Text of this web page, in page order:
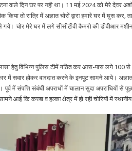
वाले दिन घर पर नही था। 11 मई 2024 को मेरे देवर
तो रात्रि में अज्ञात चोरों द्वारा हमारे घर में घुस कर,
चोर मेरे घर में लगे सीसीटीवी कैमरो की डीवीआर
हेतु विभिन्न पुलिस टीमें गठित कर आस-पास लगे 100 से
में सवार होकर वारदात करने के इनपूट सामने आये।
में संपत्ति संबंधी अपराधों में चालान सुदा अपराधियों से
आई कि कस्बा व हल्का क्षेत्र में हो रही चोरियों में